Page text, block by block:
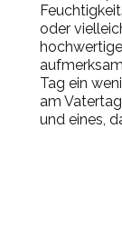
oder
Tag ein
am
und eines,